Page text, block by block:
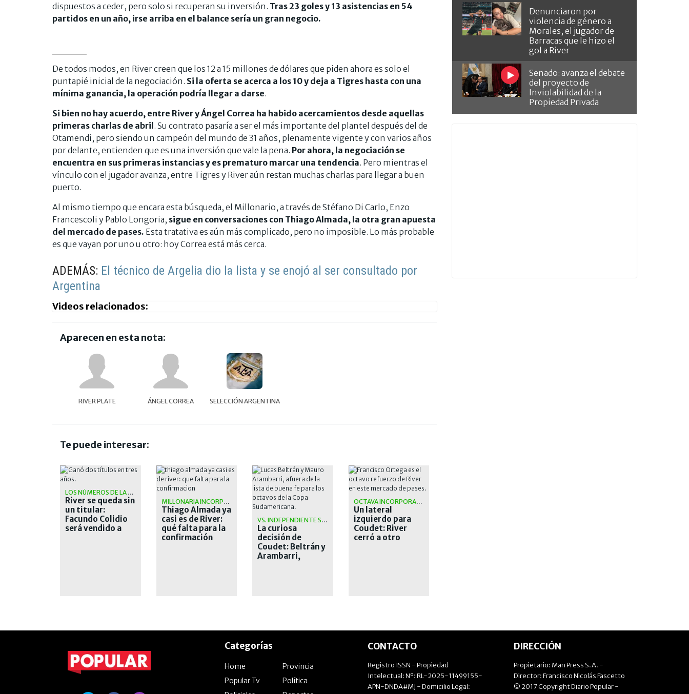
dispuestos a ceder, pero solo si recuperan su inversión. Tras 23 goles y 13 asistencias en 54
partidos en un año, irse arriba en el balance sería un gran negocio.
De todos modos, en River creen que los 12 a 15 millones de dólares que piden ahora es solo el
puntapié inicial de la negociación. Si la oferta se acerca a los 10 y deja a Tigres hasta con una
mínima ganancia, la operación podría llegar a darse.
Si bien no hay acuerdo, entre River y Ángel Correa ha habido acercamientos desde aquellas
primeras charlas de abril. Su contrato pasaría a ser el más importante del plantel después del de
Otamendi, pero siendo un campeón del mundo de 31 años, plenamente vigente y con varios años
por delante, entienden que es una inversión que vale la pena. Por ahora, la negociación se
encuentra en sus primeras instancias y es prematuro marcar una tendencia. Pero mientras el
vínculo con el jugador avanza, entre Tigres y River aún restan muchas charlas para llegar a buen
puerto.
Al mismo tiempo que encara esta búsqueda, el Millonario, a través de Stéfano Di Carlo, Enzo
Francescoli y Pablo Longoria, sigue en conversaciones con Thiago Almada, la otra gran apuesta
del mercado de pases. Esta tratativa es aún más complicado, pero no imposible. Lo más probable
es que vayan por uno u otro: hoy Correa está más cerca.
ADEMÁS: El técnico de Argelia dio la lista y se enojó al ser consultado por
Argentina
Videos relacionados:
Aparecen en esta nota:
RIVER PLATE ÁNGEL CORREA SELECCIÓN ARGENTINA
Te puede interesar:
LOS NÚMEROS DE LA OPERACIÓN
River se queda sin
un titular:
Facundo Colidio
será vendido a
MILLONARIA INCORPORACIÓN
Thiago Almada ya
casi es de River:
qué falta para la
confirmación
VS. INDEPENDIENTE SANTA FE
La curiosa
decisión de
Coudet: Beltrán y
Arambarri,
OCTAVA INCORPORACIÓN
Un lateral
izquierdo para
Coudet: River
cerró a otro
Denunciaron por
violencia de género a
Morales, el jugador de
Barracas que le hizo el
gol a River
Senado: avanza el debate
del proyecto de
Inviolabilidad de la
Propiedad Privada
Categorías
Home
Provincia
Popular Tv
Política
CONTACTO
Registro ISSN - Propiedad
Intelectual: Nº: RL-2025-11499155-
APN-DNDA#MJ - Domicilio Legal:
DIRECCIÓN
Propietario: Man Press S.A. -
Director: Francisco Nicolás Fascetto
© 2017 Copyright Diario Popular -